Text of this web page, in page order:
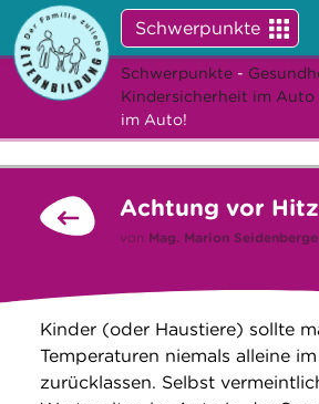
Schwerpunkte
Angebote
Veranstaltungen
Service
Über uns
Suche
Schwerpunkte -
Kindersicherheit im Auto
im Auto!
Achtung vor
von Mag. Marion
Kinder (oder Haustiere) sollte
Temperaturen niemals alleine
zurücklassen. Selbst